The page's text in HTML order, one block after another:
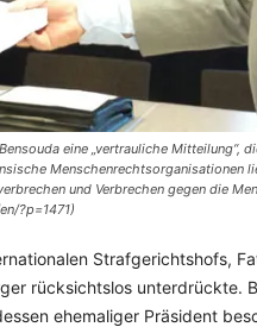
eine „vertrauliche Mitteilung“,
Menschenrechtsorganisationen
und Verbrechen gegen die
?p=1471)
Strafgerichtshofs,
rücksichtslos unterdrückte.
ehemaliger Präsident